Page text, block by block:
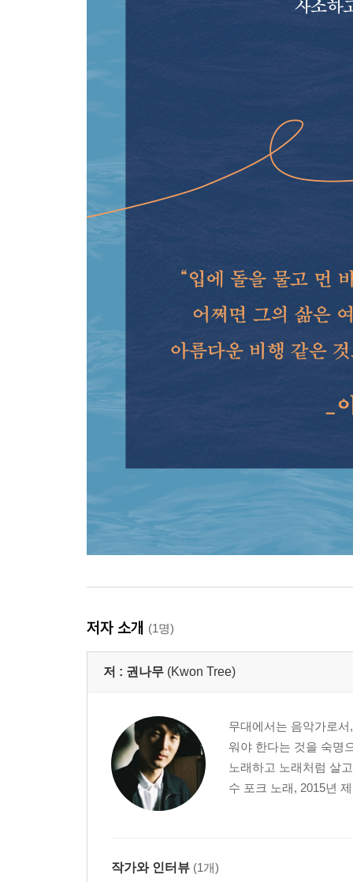
저자 소개 (1명)
저 : 권나무 (Kwon Tree)
무대에서는 음악가로
워야 한다는 것을 숙명
노래하고 노래처럼 살
수 포크 노래, 2015년
작가와 인터뷰 (1개)